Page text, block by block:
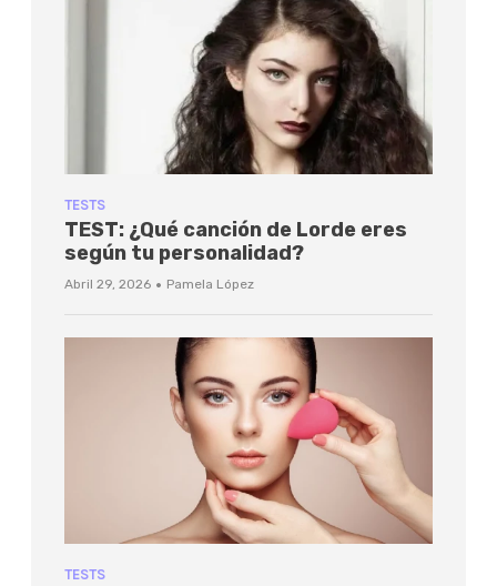
TESTS
TEST: ¿Qué canción de Lorde eres
según tu personalidad?
Abril 29, 2026 · Pamela López
TESTS